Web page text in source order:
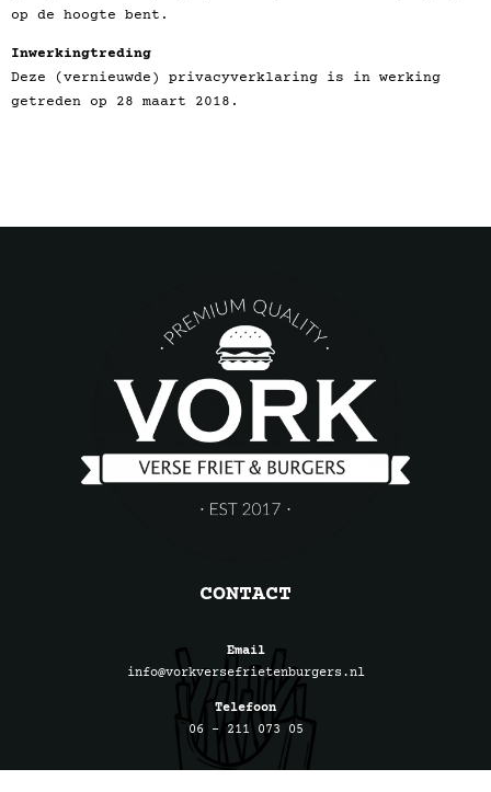
op de hoogte bent.
Inwerkingtreding
Deze (vernieuwde) privacyverklaring is in werking
getreden op 28 maart 2018.
CONTACT
Email
info@vorkversefrietenburgers.nl
Telefoon
06 – 211 073 05